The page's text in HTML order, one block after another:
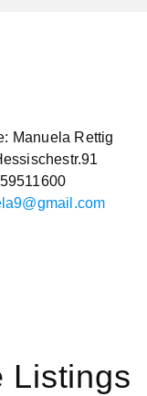
Manuela Rettig
Listings